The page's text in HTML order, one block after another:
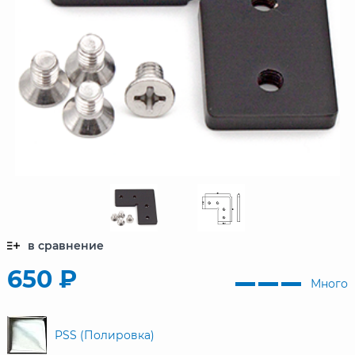
в сравнение
650 ₽ Много
PSS (Полировка)